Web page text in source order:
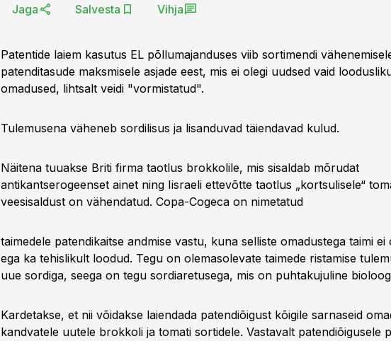
Jaga Salvesta Vihja
Patentide laiem kasutus EL põllumajanduses viib sortimendi
patenditasude maksmisele asjade eest, mis ei olegi uudsed vaid
omadused, lihtsalt veidi "vormistatud".
Tulemusena väheneb sordilisus ja lisanduvad täiendavad kulud.
Näitena tuuakse Briti firma taotlus brokkolile, mis sisaldab mõrudat
antikantserogeenset ainet ning Iisraeli ettevõtte taotlus „kortsulisele“
veesisaldust on vähendatud. Copa-Cogeca on nimetatud
taimedele patendikaitse andmise vastu, kuna selliste omadustega taimi ei
ega ka tehislikult loodud. Tegu on olemasolevate taimede ristamise
uue sordiga, seega on tegu sordiaretusega, mis on puhtakujuline
Kardetakse, et nii võidakse laiendada patendiõigust kõigile sarnaseid
kandvatele uutele brokkoli ja tomati sortidele. Vastavalt patendiõigusele